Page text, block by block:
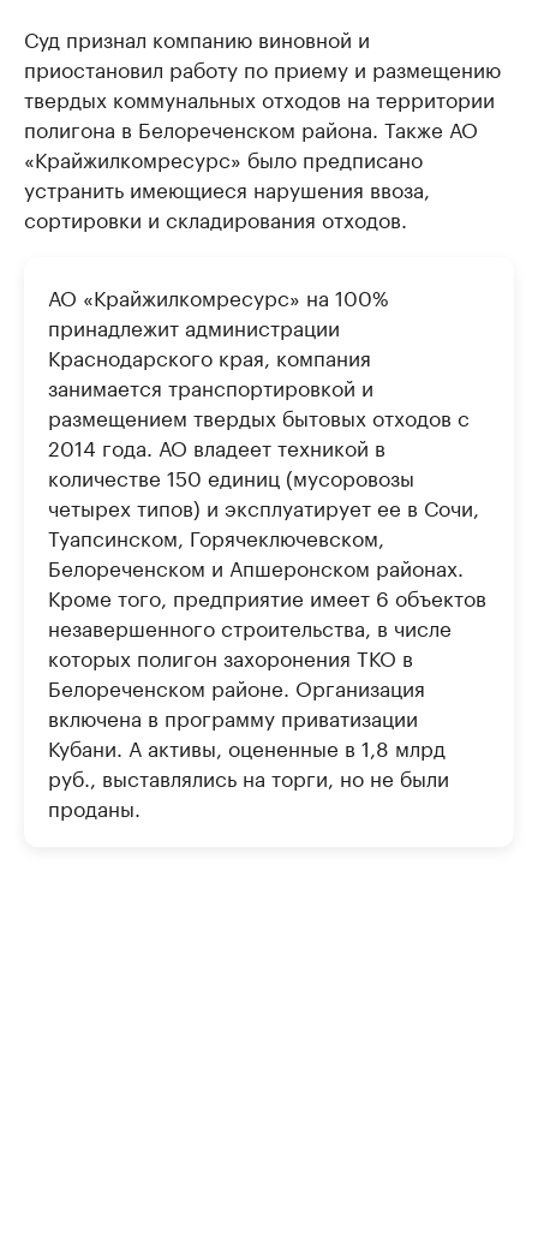
Суд признал компанию виновной и
приостановил работу по приему и размещению
твердых коммунальных отходов на территории
полигона в Белореченском района. Также АО
«Крайжилкомресурс» было предписано
устранить имеющиеся нарушения ввоза,
сортировки и складирования отходов.
АО «Крайжилкомресурс» на 100%
принадлежит администрации
Краснодарского края, компания
занимается транспортировкой и
размещением твердых бытовых отходов с
2014 года. АО владеет техникой в
количестве 150 единиц (мусоровозы
четырех типов) и эксплуатирует ее в Сочи,
Туапсинском, Горячеключевском,
Белореченском и Апшеронском районах.
Кроме того, предприятие имеет 6 объектов
незавершенного строительства, в числе
которых полигон захоронения ТКО в
Белореченском районе. Организация
включена в программу приватизации
Кубани. А активы, оцененные в 1,8 млрд
руб., выставлялись на торги, но не были
проданы.